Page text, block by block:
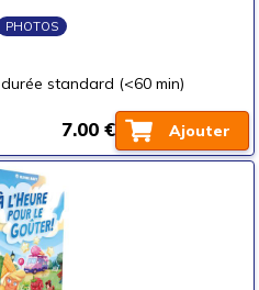
PHOTOS
durée standard (<60 min)
Ajouter
7.00 €